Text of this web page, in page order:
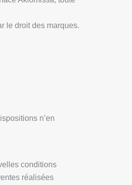
le droit des marques.
n’en
conditions
réalisées